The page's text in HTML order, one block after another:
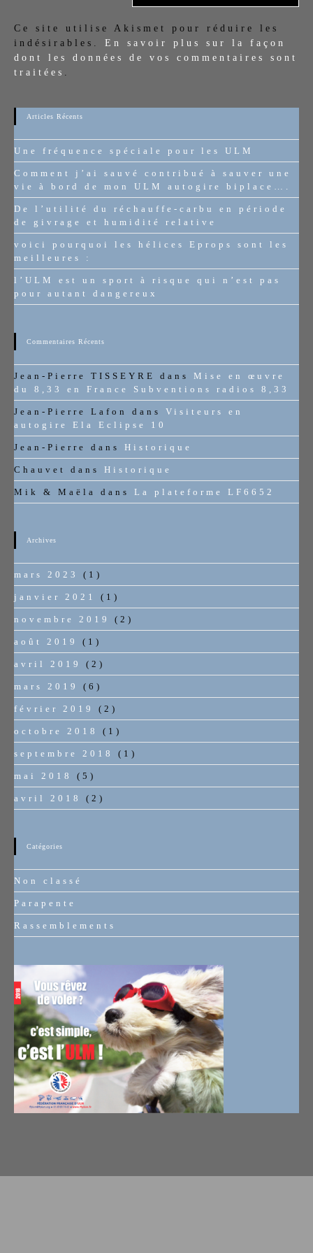
Ce site utilise Akismet pour réduire les
indésirables. En savoir plus sur la façon
dont les données de vos commentaires sont
traitées .
Articles Récents
Une fréquence spéciale pour les ULM
Comment j’ai sauvé contribué à sauver une
vie à bord de mon ULM autogire biplace….
De l’utilité du réchauffe-carbu en période
de givrage et humidité relative
voici pourquoi les hélices Eprops sont les
meilleures :
l’ULM est un sport à risque qui n’est pas
pour autant dangereux
Commentaires Récents
Jean-Pierre TISSEYRE dans Mise en œuvre
du 8,33 en France Subventions radios 8,33
Jean-Pierre Lafon dans Visiteurs en
autogire Ela Eclipse 10
Jean-Pierre dans Historique
Chauvet dans Historique
Mik & Maëla dans La plateforme LF6652
Archives
mars 2023 (1)
janvier 2021 (1)
novembre 2019 (2)
août 2019 (1)
avril 2019 (2)
mars 2019 (6)
février 2019 (2)
octobre 2018 (1)
septembre 2018 (1)
mai 2018 (5)
avril 2018 (2)
Catégories
Non classé
Parapente
Rassemblements